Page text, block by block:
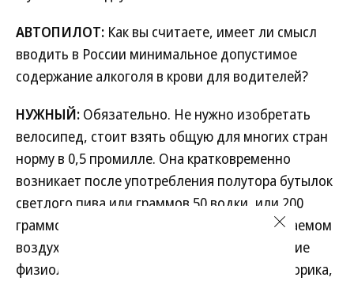
АВТОПИЛОТ: Как вы считаете, имеет ли смысл
вводить в России минимальное допустимое
содержание алкоголя в крови для водителей?
НУЖНЫЙ: Обязательно. Не нужно изобретать
велосипед, стоит взять общую для многих стран
норму в 0,5 промилле. Она кратковременно
возникает после употребления полутора бутылок
светлого пива или граммов 50 водки, или 200
граммов сухого вина. При том, что в выдыхаемом
воздухе пары алкоголя присутствуют, никакие
физиологические функции человека — моторика,